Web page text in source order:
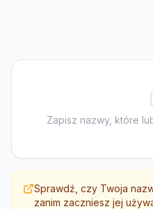
Zapisz nazwy, które
Sprawdź, czy Twoja
zanim zaczniesz jej